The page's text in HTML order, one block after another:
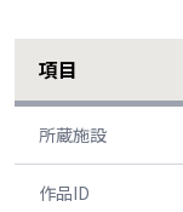
項目
所蔵施設
作品ID